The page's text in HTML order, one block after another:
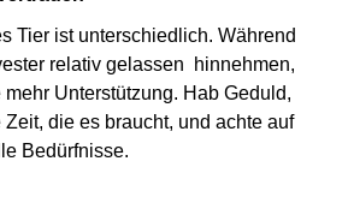
Tier ist unterschiedlich. Während
relativ gelassen
hinnehmen,
Unterstützung. Hab Geduld,
die es braucht, und achte auf
Bedürfnisse.